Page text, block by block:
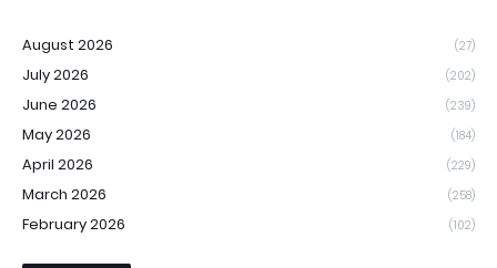
August 2026 (27)
July 2026 (202)
June 2026 (239)
May 2026 (184)
April 2026 (229)
March 2026 (258)
February 2026 (102)